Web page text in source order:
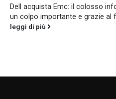
Dell acquista Emc: il colosso
un colpo importante e grazie al
leggi di più